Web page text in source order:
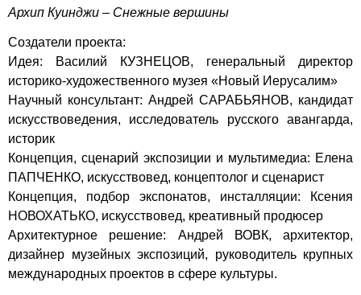
Архип Куинджи – Снежные вершины
Создатели проекта:
Идея: Василий КУЗНЕЦОВ, генеральный директор
историко-художественного музея «Новый Иерусалим»
Научный консультант: Андрей САРАБЬЯНОВ, кандидат
искусствоведения, исследователь русского авангарда,
историк
Концепция, сценарий экспозиции и мультимедиа: Елена
ПАПЧЕНКО, искусствовед, концептолог и сценарист
Концепция, подбор экспонатов, инсталляции: Ксения
НОВОХАТЬКО, искусствовед, креативный продюсер
Архитектурное решение: Андрей ВОВК, архитектор,
дизайнер музейных экспозиций, руководитель крупных
международных проектов в сфере культуры.